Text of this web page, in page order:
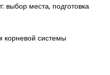
корневой системы